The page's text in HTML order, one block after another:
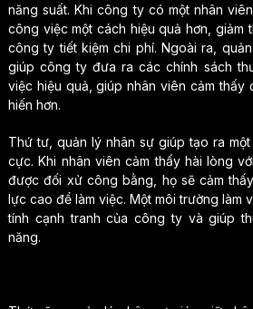
năng suất. Khi công ty có một nhân
công việc một cách hiệu quả hơn, giảm
công ty tiết kiệm chi phí. Ngoài ra,
giúp công ty đưa ra các chính sách
việc hiệu quả, giúp nhân viên cảm
hiến hơn.
Thứ tư, quản lý nhân sự giúp tạo ra
cực. Khi nhân viên cảm thấy hài lòng
được đối xử công bằng, họ sẽ cảm
lực cao để làm việc. Một môi trường làm
tính cạnh tranh của công ty và giúp
năng.